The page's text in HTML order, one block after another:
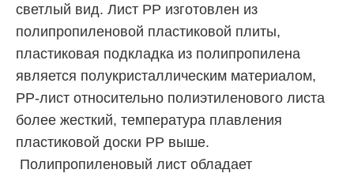
светлый вид. Лист PP изготовлен из
полипропиленовой пластиковой плиты,
пластиковая подкладка из полипропилена
является полукристаллическим материалом,
PP-лист относительно полиэтиленового листа
более жесткий, температура плавления
пластиковой доски PP выше.
Полипропиленовый лист обладает